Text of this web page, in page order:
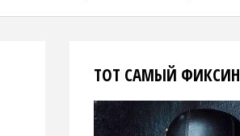
ТОТ САМЫЙ ФИКСИН